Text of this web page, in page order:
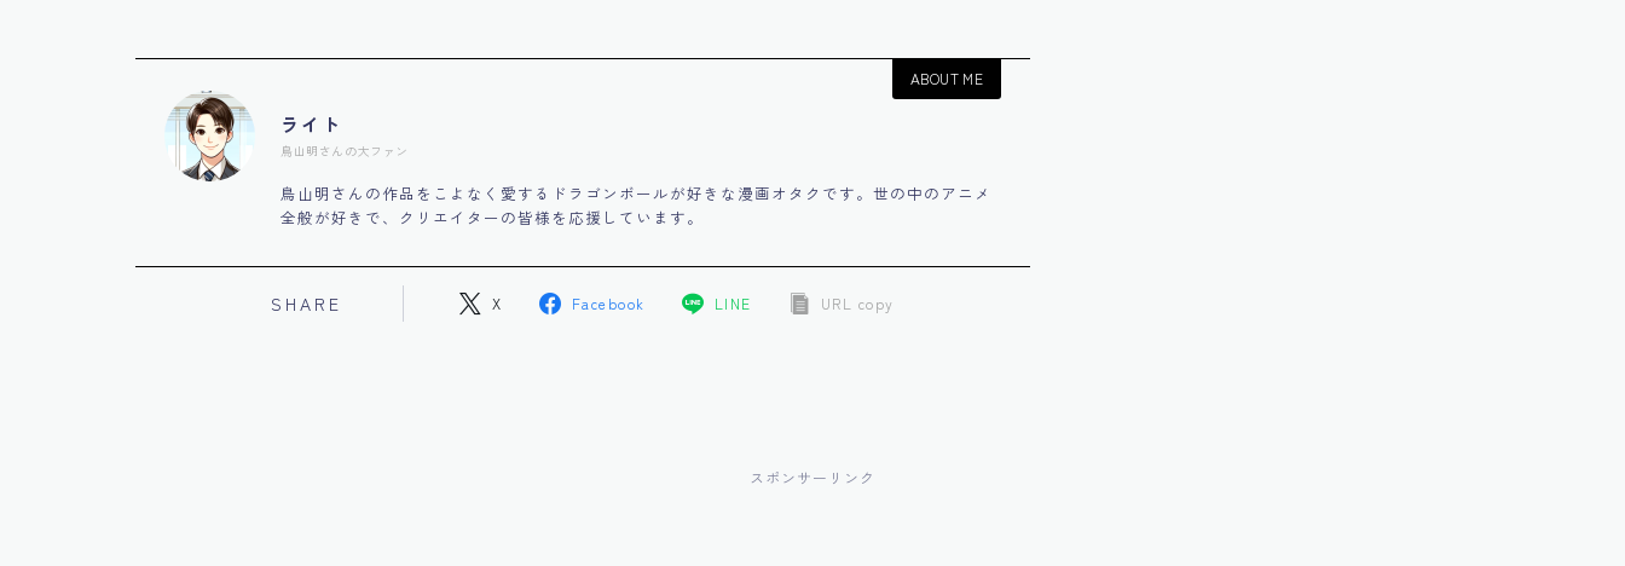
ABOUT ME
ライト
鳥山明さんの大ファン
鳥山明さんの作品をこよなく愛するドラゴンボールが好きな漫画オタクです。世の中のアニメ
全般が好きで、クリエイターの皆様を応援しています。
SHARE X Facebook LINE URL copy
スポンサーリンク